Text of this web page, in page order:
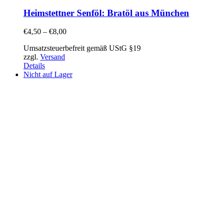
Heimstettner Senföl: Bratöl aus München
€4,50 – €8,00
Umsatzsteuerbefreit gemäß UStG §19
zzgl. Versand
Details
Nicht auf Lager